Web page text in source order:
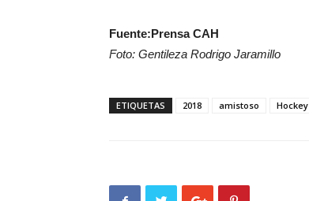
Fuente:Prensa CAH
Foto: Gentileza Rodrigo Jaramillo
ETIQUETAS 2018 amistoso Hockey